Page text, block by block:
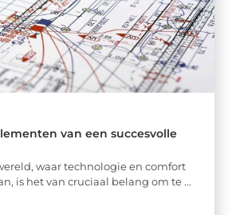
van een succesvolle
waar technologie en comfort
is het van cruciaal belang om te ...